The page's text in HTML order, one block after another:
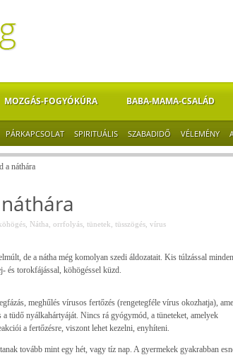
MOZGÁS-FOGYÓKÚRA BABA-MAMA-CSALÁD
PÁRKAPCSOLAT SPIRITUÁLIS SZABADIDŐ VÉLEMÉNY
a náthára
, Nátha orrfolyás, tünetek tüsszögés, vírus
de a nátha még komolyan szedi áldozatait. Kis túlzással minden
és torokfájással, köhögéssel küzd.
meghűlés vírusos fertőzés (rengetegféle vírus okozhatja),
tüdő nyálkahártyáját. Nincs rá gyógymód, a tüneteket, amelyek
a fertőzésre, viszont lehet kezelni, enyhíteni.
tovább mint egy hét, vagy tíz nap. A gyermekek gyakrabban